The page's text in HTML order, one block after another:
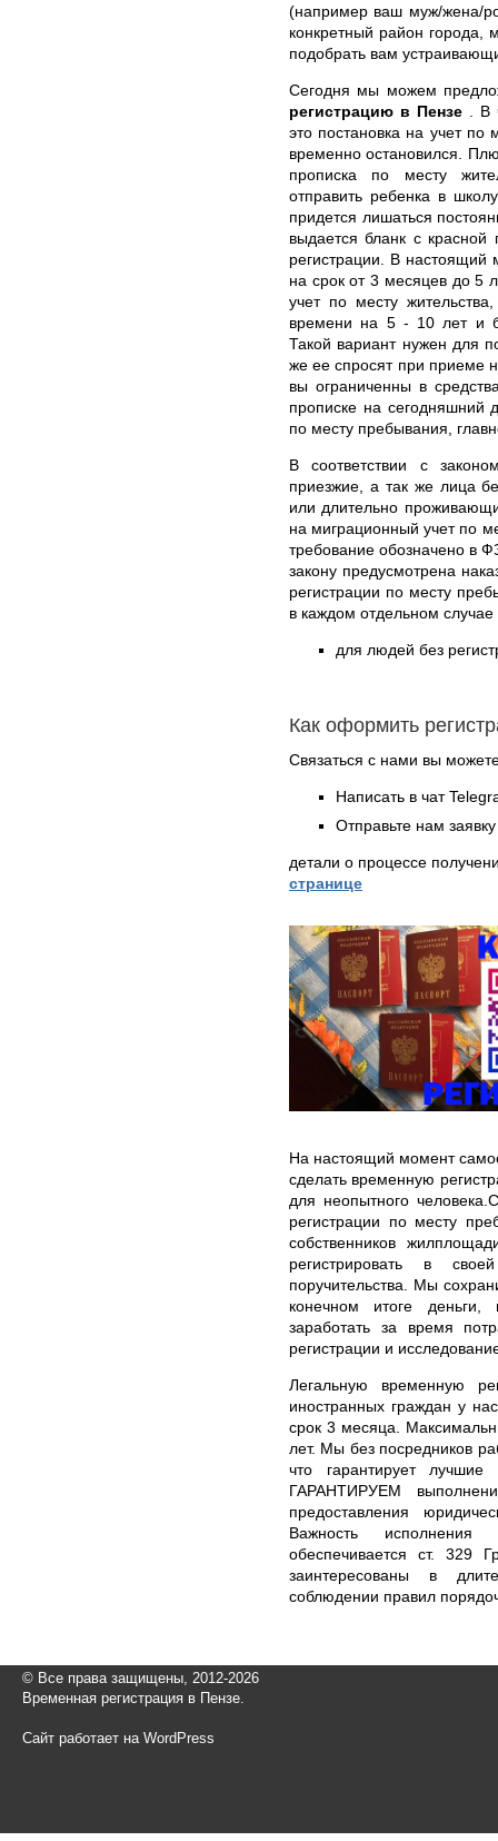
(например ваш муж/жена/
конкретный район города,
подобрать вам
Сегодня мы можем
регистрацию в Пензе
.
это постановка на учет по
временно остановился.
прописка по месту
отправить ребенка в
придется лишаться
выдается бланк с
регистрации. В
на срок от 3 месяцев до 5
учет по месту
времени на 5 - 10 лет и
Такой вариант нужен для
же ее спросят при приеме
вы ограниченны в
прописке на сегодняшний
по месту пребывания,
В соответствии с
приезжие, а так же лица
или длительно
на миграционный учет по
требование обозначено в
закону предусмотрена
регистрации по месту
в каждом отдельном случае
для людей без
Как оформить
Связаться с нами вы
Написать в чат
Отправьте нам
детали о процессе
странице
На настоящий момент
сделать временную
для неопытного
регистрации по месту
собственников
регистрировать в
поручительства. Мы
конечном итоге
заработать за время
регистрации и
Легальную временную
иностранных граждан у
срок 3 месяца.
лет. Мы без посредников
что гарантирует
ГАРАНТИРУЕМ
предоставления
Важность
обеспечивается ст. 329
заинтересованы в
соблюдении правил
© Все права защищены, 2012-2026
Временная регистрация в Пензе.
Сайт работает на WordPress